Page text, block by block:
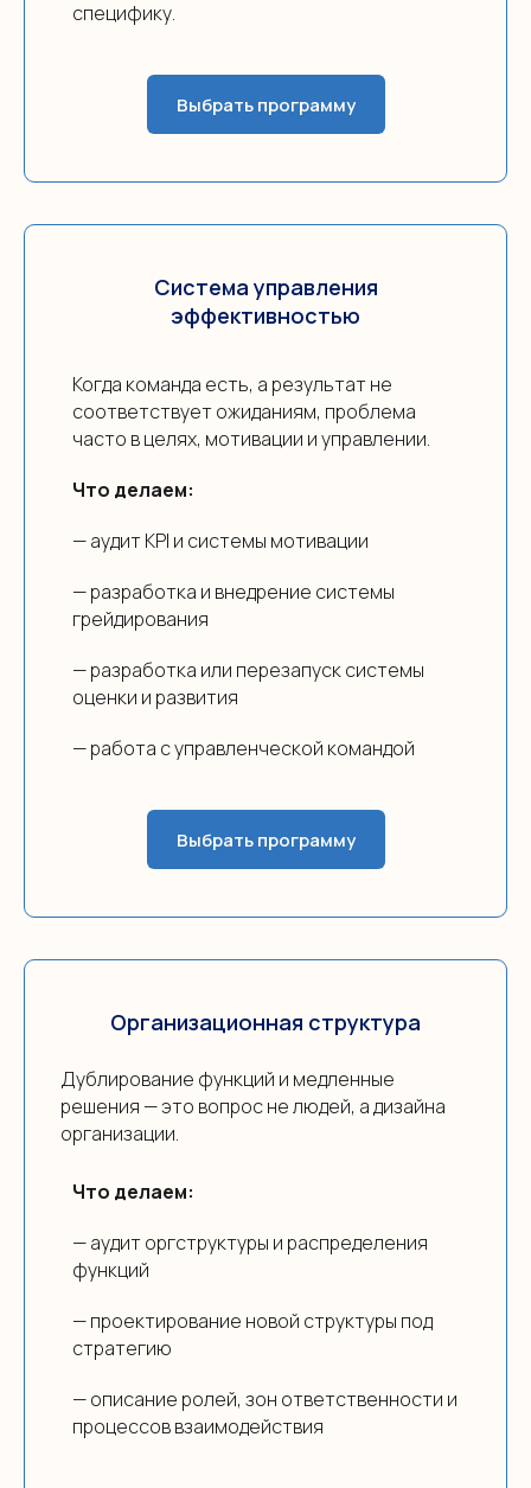
специфику.
Выбрать программу
Система управления
эффективностью
Когда команда есть, а результат не
соответствует ожиданиям, проблема
часто в целях, мотивации и управлении.
Что делаем:
— аудит KPI и системы мотивации
— разработка и внедрение системы
грейдирования
— разработка или перезапуск системы
оценки и развития
— работа с управленческой командой
Выбрать программу
Организационная структура
Дублирование функций и медленные
решения — это вопрос не людей, а дизайна
организации.
Что делаем:
— аудит оргструктуры и распределения
функций
— проектирование новой структуры под
стратегию
— описание ролей, зон ответственности и
процессов взаимодействия